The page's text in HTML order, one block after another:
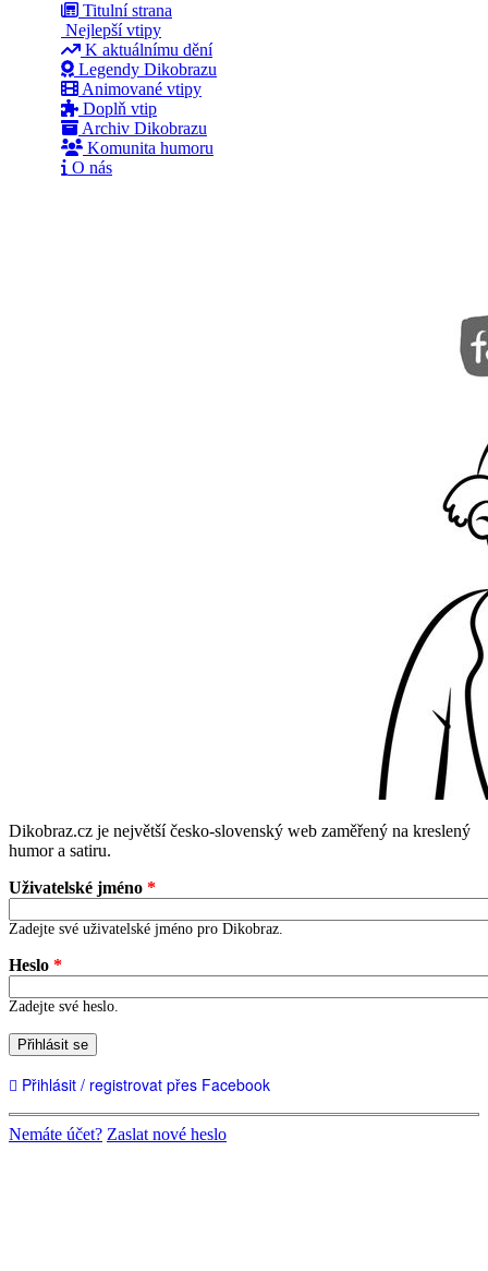
Titulní strana
Nejlepší vtipy
K aktuálnímu dění
Legendy Dikobrazu
Animované vtipy
Doplň vtip
Archiv Dikobrazu
Komunita humoru
O nás
Dikobraz.cz je největší česko-slovenský web zaměřený na kreslený
humor a satiru.
Uživatelské jméno *
Zadejte své uživatelské jméno pro Dikobraz.
Heslo *
Zadejte své heslo.
Přihlásit se
Přihlásit / registrovat přes Facebook
Nemáte účet? Zaslat nové heslo